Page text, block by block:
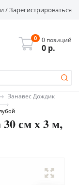
/Зарегистрироваться
0 0 позиций
0 р.
Занавес Дождик
см х 3 м,